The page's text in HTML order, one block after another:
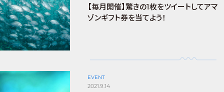
【毎月開催】驚きの1枚をツイートしてアマ
ゾンギフト券を当てよう！
EVENT
2021.9.14